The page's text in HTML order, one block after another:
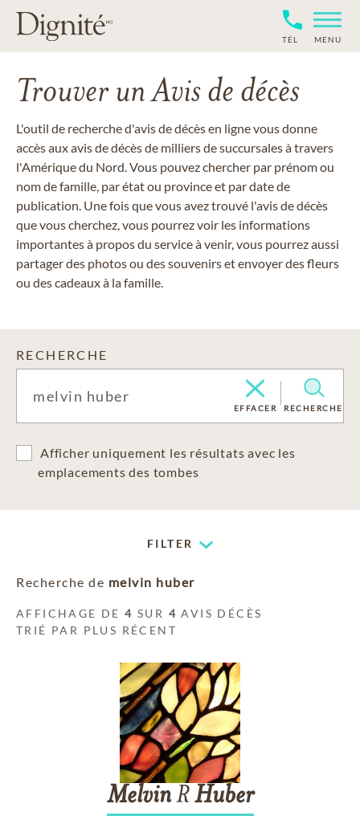
TÉL MENU
Trouver un Avis de décès
L'outil de recherche d'avis de décès en ligne vous donne
accès aux avis de décès de milliers de succursales à travers
l'Amérique du Nord. Vous pouvez chercher par prénom ou
nom de famille, par état ou province et par date de
publication. Une fois que vous avez trouvé l'avis de décès
que vous cherchez, vous pourrez voir les informations
importantes à propos du service à venir, vous pourrez aussi
partager des photos ou des souvenirs et envoyer des fleurs
ou des cadeaux à la famille.
RECHERCHE
EFFACER RECHERCHE
Afficher uniquement les résultats avec les
emplacements des tombes
FILTER
Recherche de melvin huber
AFFICHAGE DE4 SUR 4 AVIS DÉCÈS
TRIÉ PAR PLUS RÉCENT
MelvinRHuber